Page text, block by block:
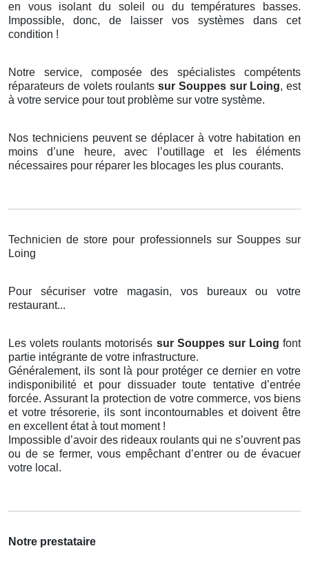
en vous isolant du soleil ou du températures basses.
Impossible, donc, de laisser vos systèmes dans cet
condition !
Notre service, composée des spécialistes compétents
réparateurs de volets roulants sur Souppes sur Loing, est
à votre service pour tout problème sur votre système.
Nos techniciens peuvent se déplacer à votre habitation en
moins d’une heure, avec l’outillage et les éléments
nécessaires pour réparer les blocages les plus courants.
Technicien de store pour professionnels sur Souppes sur
Loing
Pour sécuriser votre magasin, vos bureaux ou votre
restaurant...
Les volets roulants motorisés sur Souppes sur Loing font
partie intégrante de votre infrastructure.
Généralement, ils sont là pour protéger ce dernier en votre
indisponibilité et pour dissuader toute tentative d’entrée
forcée. Assurant la protection de votre commerce, vos biens
et votre trésorerie, ils sont incontournables et doivent être
en excellent état à tout moment !
Impossible d’avoir des rideaux roulants qui ne s’ouvrent pas
ou de se fermer, vous empêchant d’entrer ou de évacuer
votre local.
Notre prestataire